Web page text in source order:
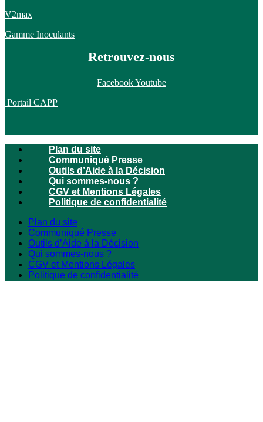
V2max
Gamme Inoculants
Retrouvez-nous
FacebookYoutube
Portail CAPP
Plan du site
Communiqué Presse
Outils d’Aide à la Décision
Qui sommes-nous ?
CGV et Mentions Légales
Politique de confidentialité
Plan du site
Communiqué Presse
Outils d’Aide à la Décision
Qui sommes-nous ?
CGV et Mentions Légales
Politique de confidentialité